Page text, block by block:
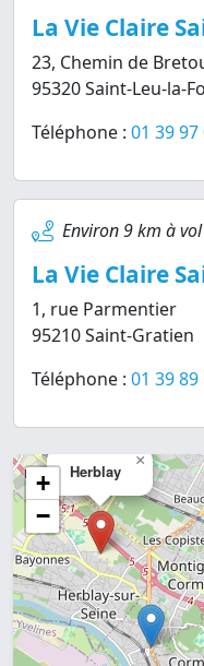
La Vie Claire
23, Chemin de
95320 Saint-Leu-la-
Téléphone : 01 39 97
Environ 9 km à
La Vie Claire
1, rue Parmentier
95210 Saint-Gratien
Téléphone : 01 39 89
Herblay
×
+
−